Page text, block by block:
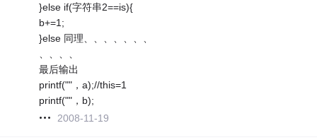
}else if(字符串2==is){
b+=1;
}else 同理、、、、、、、
最后输出
printf(""，a);//this=1
printf(""，b);
2008-11-19